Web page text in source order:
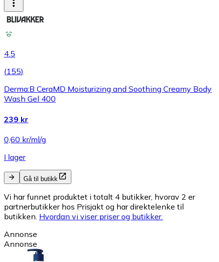
4.5
(155)
Derma:B CeraMD Moisturizing and Soothing Creamy Body
Wash Gel 400
239 kr
0,60 kr/ml/g
I lager
Gå til butikk
Vi har funnet produktet i totalt 4 butikker, hvorav 2 er
partnerbutikker hos Prisjakt og har direktelenke til
butikken. Hvordan vi viser priser og butikker.
Annonse
Annonse